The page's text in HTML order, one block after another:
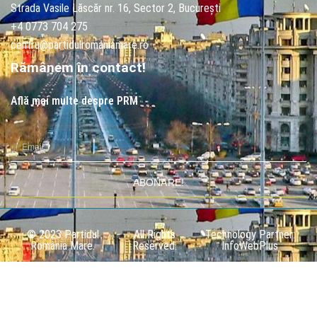
Strada Vasile Lăscăr nr. 16, Sector 2, București
+4 0773 704 275
centru@partidulromaniamare.ro
Rămânem în contact!
Află mai multe despre PRM
ABONARE!
© 2023 Partidul
România Mare.
All Rights
Reserved.
Technology Partner:
InfoWebPlus